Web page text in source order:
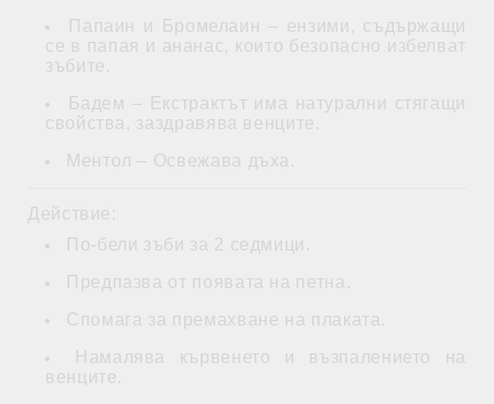
Папаин и Бромелаин – ензими, съдържащи
се в папая и ананас, които безопасно избелват
зъбите.
Бадем – Екстрактът има натурални стягащи
свойства, заздравява венците.
Ментол – Освежава дъха.
Действие:
По-бели зъби за 2 седмици.
Предпазва от появата на петна.
Спомага за премахване на плаката.
Намалява кървенето и възпалението на
венците.